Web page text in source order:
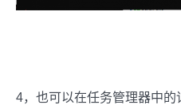
4，也可以在任务管理器中